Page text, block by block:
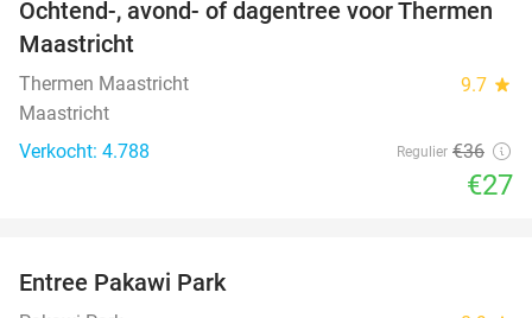
25%
Ochtend-, avond- of dagentree voor Thermen
Maastricht
Thermen Maastricht 9.7 star
Maastricht
Verkocht: 4.788
Regulier €36
€27
Entree Pakawi Park